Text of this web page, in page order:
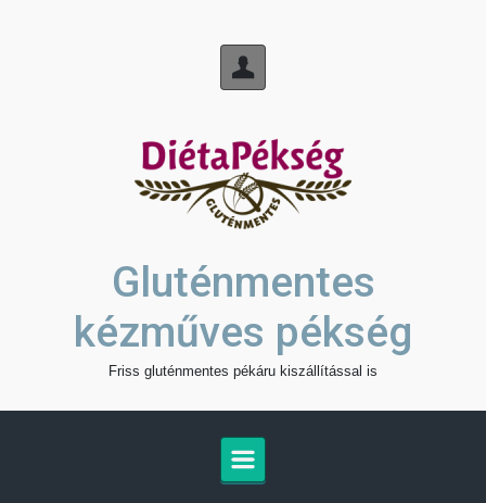
Gluténmentes
kézműves pékség
Friss gluténmentes pékáru kiszállítással is